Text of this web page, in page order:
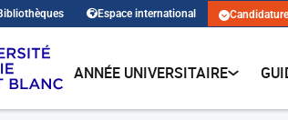
Espace international
ANNÉE UNIVERSITAIRE